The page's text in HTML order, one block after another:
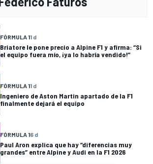
FÓRMULA 11 d
Briatore le pone precio a Alpine F1 y afirma: “Si
el equipo fuera mío, ¡ya lo habría vendido!”
FÓRMULA 11 d
Ingeniero de Aston Martin apartado de la F1
finalmente dejará el equipo
FÓRMULA 16 d
Paul Aron explica que hay “diferencias muy
grandes” entre Alpine y Audi en la F1 2026